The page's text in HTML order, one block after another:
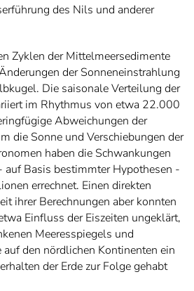
des Nils und anderer
Zyklen der Mittelmeersedimente
der Sonneneinstrahlung
Die saisonale Verteilung der
im Rhythmus von etwa 22.000
Abweichungen der
die Sonne und Verschiebungen der
haben die Schwankungen
auf Basis bestimmter Hypothesen -
errechnet. Einen direkten
ihrer Berechnungen aber konnten
Einfluss der Eiszeiten ungeklärt,
Meeresspiegels und
auf den nördlichen Kontinenten ein
der Erde zur Folge gehabt